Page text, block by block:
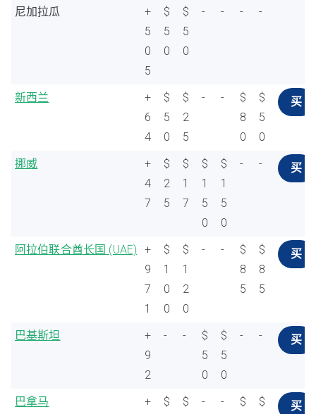
尼加拉瓜
+
5
0
5
$
5
0
$
5
0
- - - -
新西兰
+
6
4
$
5
0
$
2
5
- -
$
8
0
$
5
0
买
挪威
+
4
7
$
2
5
$
1
7
$
1
5
0
$
1
5
0
- - 买
阿拉伯联合酋长国 (UAE)
+
9
7
1
$
1
0
0
$
1
2
0
- -
$
8
5
$
8
5
买
巴基斯坦
+
9
2
- -
$
5
0
$
5
0
- - 买
巴拿马
+
$
$
- -
$
$
买